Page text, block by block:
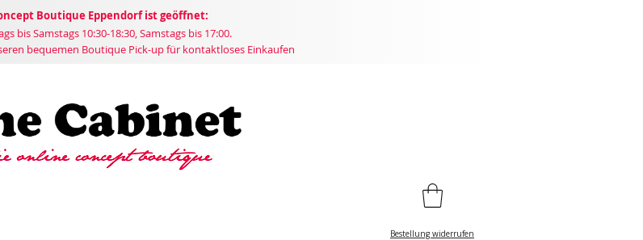
Boutique Eppendorf ist geöffnet:
bis Samstags 10:30-18:30, Samstags bis 17:00.
bequemen Boutique Pick-up für kontaktloses Einkaufen
Bestellung widerrufen